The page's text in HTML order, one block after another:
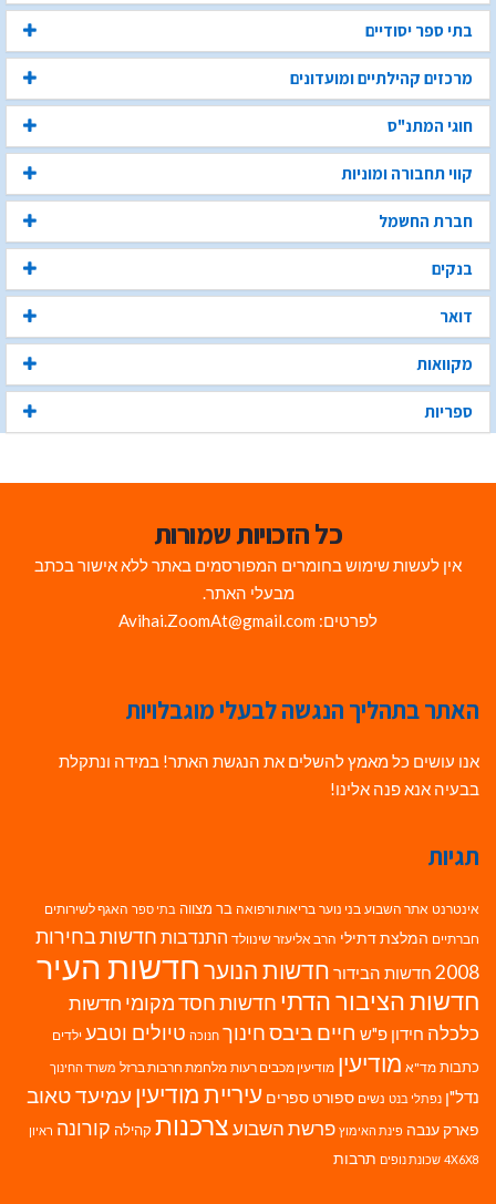
בתי ספר יסודיים
מרכזים קהילתיים ומועדונים
חוגי המתנ"ס
קווי תחבורה ומוניות
חברת החשמל
בנקים
דואר
מקוואות
ספריות
כל הזכויות שמורות
אין לעשות שימוש בחומרים המפורסמים באתר ללא אישור בכתב
מבעלי האתר.
לפרטים: Avihai.ZoomAt@gmail.com
האתר בתהליך הנגשה לבעלי מוגבלויות
אנו עושים כל מאמץ להשלים את הנגשת האתר! במידה ונתקלת
בבעיה אנא פנה אלינו!
תגיות
אינטרנט אתר השבוע בני נוער בריאות ורפואה בר מצווה בתי ספר האגף לשירותים
חברתיים המלצת דתילי הרב אליעזר שינוולד התנדבות חדשות בחירות
2008 חדשות הבידור חדשות הנוערחדשות העיר
חדשות הציבור הדתי חדשות חסד מקומי חדשות
כלכלה חידון פ"ש חיים ביבסחינוך חנוכה טיולים וטבע ילדים
כתבות מד"א מודיעין מודיעין מכבים רעות מלחמת חרבות ברזל משרד החינוך
נדל"ן נפתלי בנט נשים ספורט ספרים עיריית מודיעין עמיעד טאוב
פארק ענבה פינת האימוץ פרשת השבועצרכנות קהילה קורונה ראיון
4X6X8 שכונת נופים תרבות